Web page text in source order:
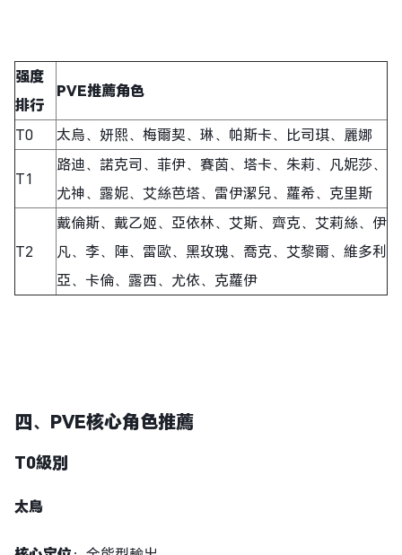
强度
排行
PVE推薦角色
T0 太烏、妍熙、梅爾契、琳、帕斯卡、比司琪、麗娜
T1
路迪、諾克司、菲伊、賽茵、塔卡、朱莉、凡妮莎、
尤神、露妮、艾絲芭塔、雷伊潔兒、蘿希、克里斯
T2
戴倫斯、戴乙姬、亞依林、艾斯、齊克、艾莉絲、伊
凡、李、陣、雷歐、黑玫瑰、喬克、艾黎爾、維多利
亞、卡倫、露西、尤依、克蘿伊
四、PVE核心角色推薦
T0級別
太鳥